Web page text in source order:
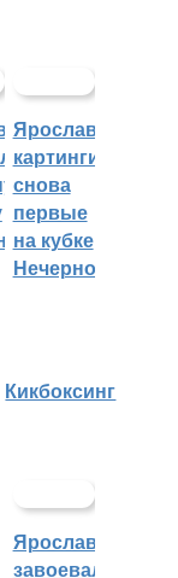
Ярославские
картингисты
снова
первые
на кубке
Нечерноземья
Кикбоксинг
Ярославцы
завоевали